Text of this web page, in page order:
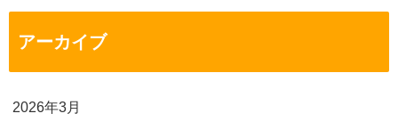
アーカイブ
2026年3月